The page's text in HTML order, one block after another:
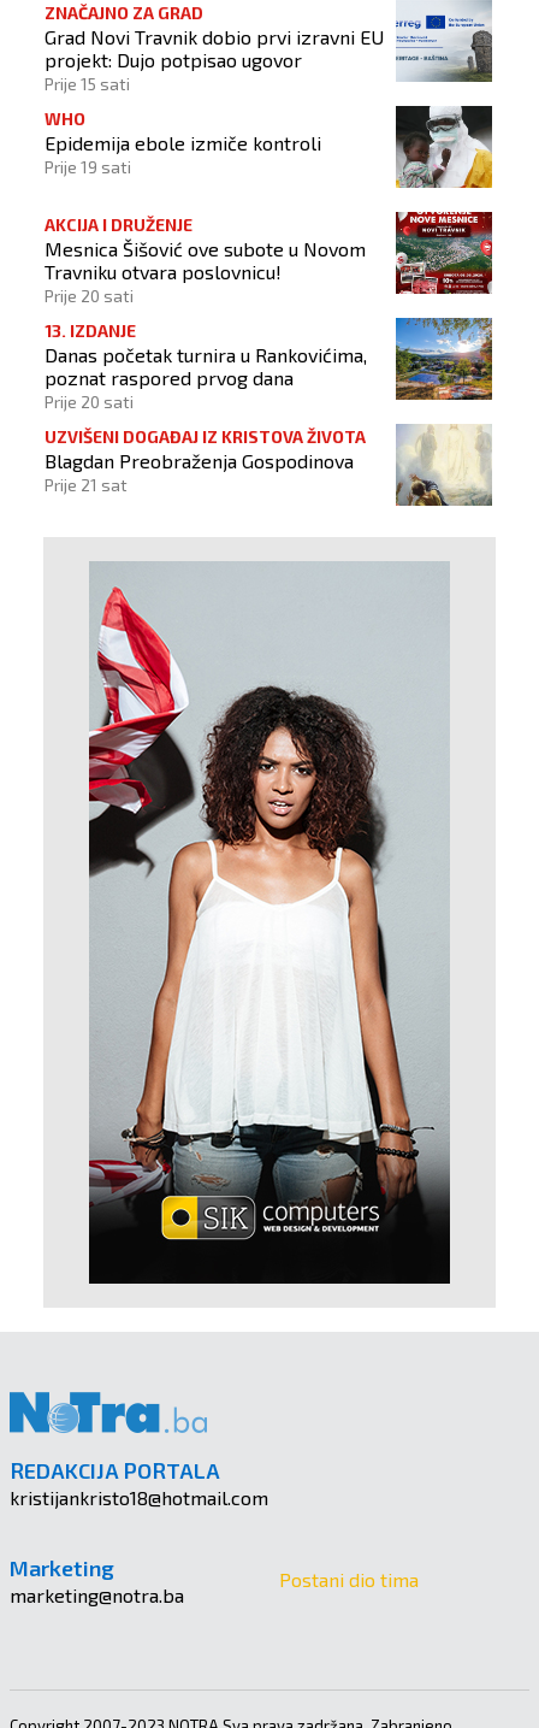
ZNAČAJNO ZA GRAD
Grad Novi Travnik dobio prvi izravni EU
projekt: Dujo potpisao ugovor
Prije 15 sati
WHO
Epidemija ebole izmiče kontroli
Prije 19 sati
AKCIJA I DRUŽENJE
Mesnica Šišović ove subote u Novom
Travniku otvara poslovnicu!
Prije 20 sati
13. IZDANJE
Danas početak turnira u Rankovićima,
poznat raspored prvog dana
Prije 20 sati
UZVIŠENI DOGAĐAJ IZ KRISTOVA ŽIVOTA
Blagdan Preobraženja Gospodinova
Prije 21 sat
REDAKCIJA PORTALA
kristijankristo18@hotmail.com
Marketing
marketing@notra.ba
Postani dio tima